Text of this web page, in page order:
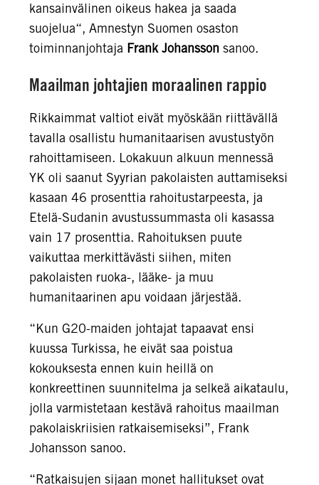
kansainvälinen oikeus hakea ja saada
suojelua“, Amnestyn Suomen osaston
toiminnanjohtaja Frank Johansson sanoo.
Maailman johtajien moraalinen rappio
Rikkaimmat valtiot eivät myöskään riittävällä
tavalla osallistu humanitaarisen avustustyön
rahoittamiseen. Lokakuun alkuun mennessä
YK oli saanut Syyrian pakolaisten auttamiseksi
kasaan 46 prosenttia rahoitustarpeesta, ja
Etelä-Sudanin avustussummasta oli kasassa
vain 17 prosenttia. Rahoituksen puute
vaikuttaa merkittävästi siihen, miten
pakolaisten ruoka-, lääke- ja muu
humanitaarinen apu voidaan järjestää.
“Kun G20-maiden johtajat tapaavat ensi
kuussa Turkissa, he eivät saa poistua
kokouksesta ennen kuin heillä on
konkreettinen suunnitelma ja selkeä aikataulu,
jolla varmistetaan kestävä rahoitus maailman
pakolaiskriisien ratkaisemiseksi”, Frank
Johansson sanoo.
“Ratkaisujen sijaan monet hallitukset ovat